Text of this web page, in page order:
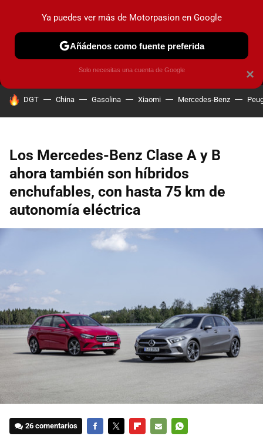
MENÚ NUEVO
COCHES ELÉCTRICOS OBSERVATORIO
HOY SE HABLA DE
DGT China Gasolina Xiaomi Mercedes-Benz
Los Mercedes-Benz Clase A y B
ahora también son híbridos
enchufables, con hasta 75 km de
autonomía eléctrica
26 comentarios
×
Ya puedes ver más de Motorpasion en Google
Añádenos como fuente preferida
Solo necesitas una cuenta de Google